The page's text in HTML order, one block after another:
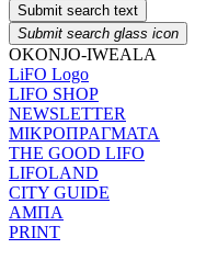
Submit search text
Submit search glass icon
OKONJO-IWEALA
LiFO Logo
LIFO SHOP
NEWSLETTER
ΜΙΚΡΟΠΡΑΓΜΑΤΑ
THE GOOD LIFO
LIFOLAND
CITY GUIDE
ΑΜΠΑ
PRINT